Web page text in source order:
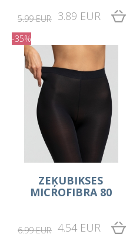
5.99 EUR 3.89 EUR
-35%
ZEĶUBIKSES
MICROFIBRA 80
6.99 EUR 4.54 EUR